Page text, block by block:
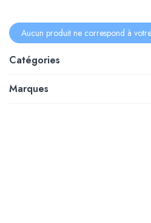
Catégories
Marques
Aucun produit ne correspond à